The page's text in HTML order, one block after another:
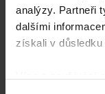
analýzy. Partneři
dalšími
získali v